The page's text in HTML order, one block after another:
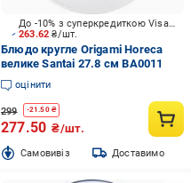
263.62₴/шт.
До -10% з суперкредиткою Visa Вигода
Блюдо кругле Origami Horeca
велике Santai 27.8 см BA0011
оцінити
299 -21.50₴
277.50 ₴/шт.
Cамовивіз Доставимо